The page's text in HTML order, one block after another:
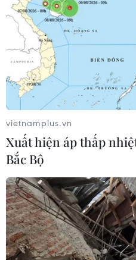
vietnamplus.vn
Xuất hiện áp thấp
Bắc Bộ